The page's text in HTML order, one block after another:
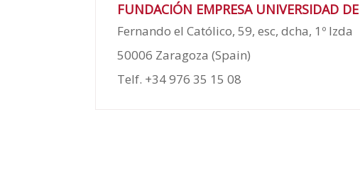
FUNDACIÓN EMPRESA UNIVERSIDAD
Fernando el Católico, 59, esc, dcha, 1º Izda
50006 Zaragoza (Spain)
Telf. +34 976 35 15 08